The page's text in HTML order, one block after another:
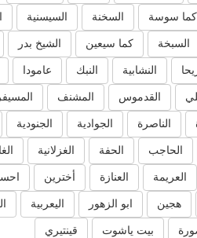
كما سوسة السخنة السيسنية
السبخة كما سيعين الشيخ بدر
النشابية النبك عامودا
القدموس المشنف
الناصرة الجوادية الجنودية
الحاجب الحفة الغزلانية
العريمة العنازة أخترين
هجين ابو الزهور اليعربية
بيت ياشوت قينتيري